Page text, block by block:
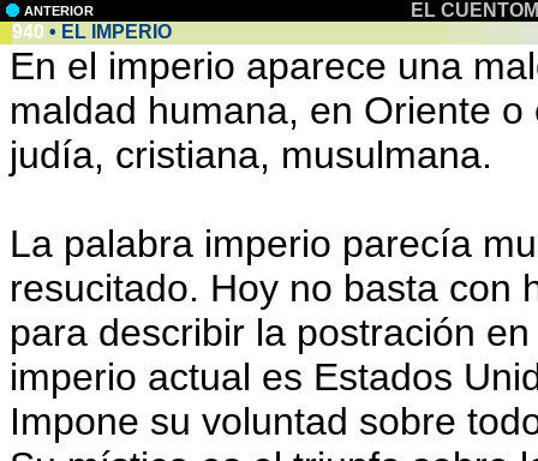
ANTERIOR
EL
940 • EL IMPERIO
En el imperio aparece una
maldad humana, en Oriente
judía, cristiana, musulmana.
La palabra imperio parecía
resucitado. Hoy no basta con
para describir la postración
imperio actual es Estados
Impone su voluntad sobre